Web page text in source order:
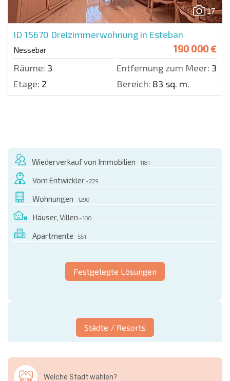
17
ID 15670 Dreizimmerwohnung in Esteban
Nessebar 190 000 €
Räume: 3 Entfernung zum Meer: 300
Etage: 2 Bereich: 83 sq. m.
Wiederverkauf von Immobilien - 1181
Vom Entwickler - 229
Wohnungen - 1290
Häuser, Villen - 100
Apartmente - 551
Festgelegte Lösungen
Städte / Resorts
Welche Stadt wählen?